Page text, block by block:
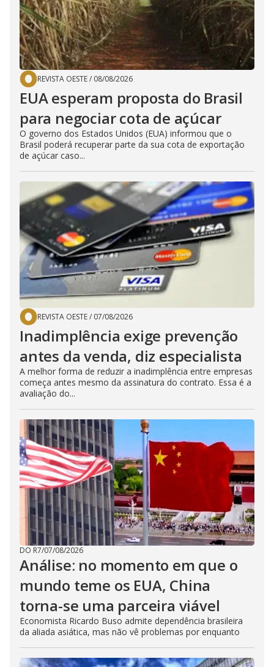
REVISTA OESTE/ 08/08/2026
EUA esperam proposta do Brasil
para negociar cota de açúcar
O governo dos Estados Unidos (EUA) informou que o
Brasil poderá recuperar parte da sua cota de exportação
de açúcar caso...
REVISTA OESTE/ 07/08/2026
Inadimplência exige prevenção
antes da venda, diz especialista
A melhor forma de reduzir a inadimplência entre empresas
começa antes mesmo da assinatura do contrato. Essa é a
avaliação do...
DO R7/07/08/2026
Análise: no momento em que o
mundo teme os EUA, China
torna-se uma parceira viável
Economista Ricardo Buso admite dependência brasileira
da aliada asiática, mas não vê problemas por enquanto